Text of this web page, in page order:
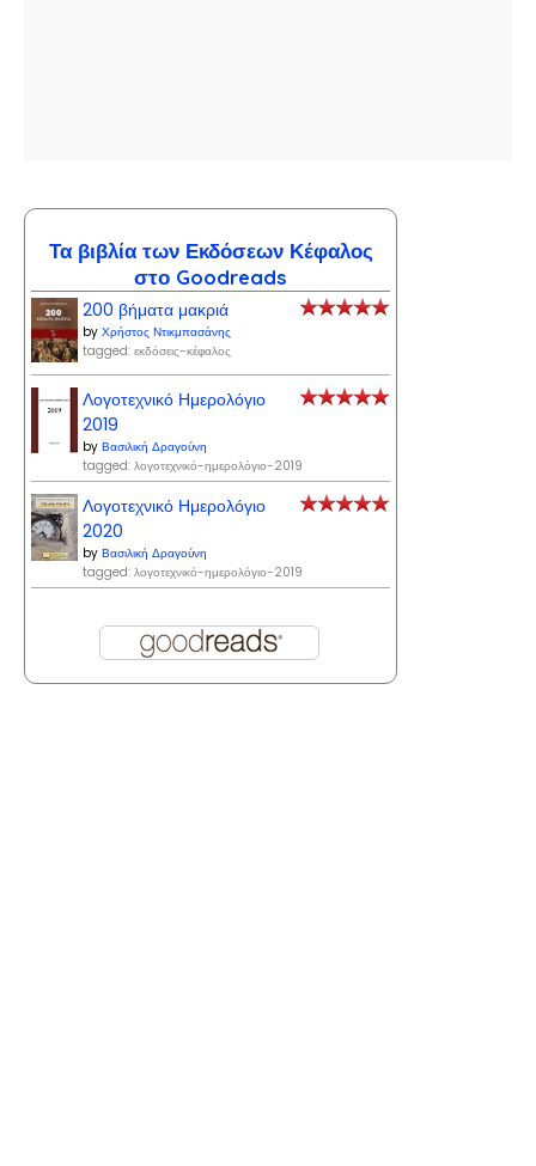
Τα βιβλία των Εκδόσεων Κέφαλος
στο Goodreads
200 βήματα μακριά
by Χρήστος Ντικμπασάνης
tagged: εκδόσεις-κέφαλος
Λογοτεχνικό Ημερολόγιο
2019
by Βασιλική Δραγούνη
tagged: λογοτεχνικό-ημερολόγιο-2019
Λογοτεχνικό Ημερολόγιο
2020
by Βασιλική Δραγούνη
tagged: λογοτεχνικό-ημερολόγιο-2019